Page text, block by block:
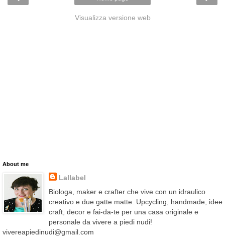
Visualizza versione web
About me
Lallabel
Biologa, maker e crafter che vive con un idraulico
creativo e due gatte matte. Upcycling, handmade, idee
craft, decor e fai-da-te per una casa originale e
personale da vivere a piedi nudi!
vivereapiedinudi@gmail.com